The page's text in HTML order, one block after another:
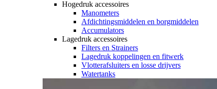
Hogedruk accessoires
Manometers
Afdichtingsmiddelen en borgmiddelen
Accumulators
Lagedruk accessoires
Filters en Strainers
Lagedruk koppelingen en fitwerk
Vlotterafsluiters en losse drijvers
Watertanks